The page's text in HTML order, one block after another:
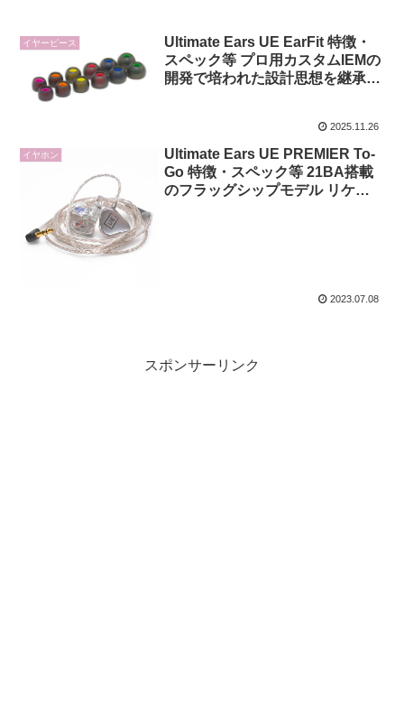
イヤーピース
Ultimate Ears UE EarFit 特徴・
スペック等 プロ用カスタムIEMの
開発で培われた設計思想を継承し
2025.11.26
イヤホン
Ultimate Ears UE PREMIER To-
Go 特徴・スペック等 21BA搭載
のフラッグシップモデル リケー
2023.07.08
スポンサーリンク